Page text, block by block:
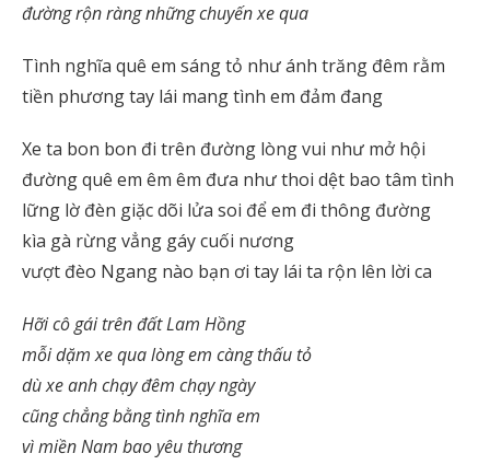
đường rộn ràng những chuyến xe qua
Tình nghĩa quê em sáng tỏ như ánh trăng đêm rằm
tiền phương tay lái mang tình em đảm đang
Xe ta bon bon đi trên đường lòng vui như mở hội
đường quê em êm êm đưa như thoi dệt bao tâm tình
lững lờ đèn giặc dõi lửa soi để em đi thông đường
kìa gà rừng vẳng gáy cuối nương
vượt đèo Ngang nào bạn ơi tay lái ta rộn lên lời ca
Hỡi cô gái trên đất Lam Hồng
mỗi dặm xe qua lòng em càng thấu tỏ
dù xe anh chạy đêm chạy ngày
cũng chẳng bằng tình nghĩa em
vì miền Nam bao yêu thương